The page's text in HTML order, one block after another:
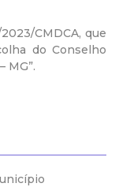
CMDCA, que
do Conselho
MG”.